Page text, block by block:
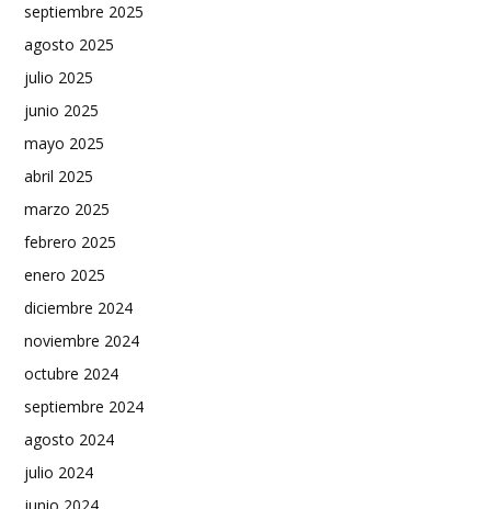
septiembre 2025
agosto 2025
julio 2025
junio 2025
mayo 2025
abril 2025
marzo 2025
febrero 2025
enero 2025
diciembre 2024
noviembre 2024
octubre 2024
septiembre 2024
agosto 2024
julio 2024